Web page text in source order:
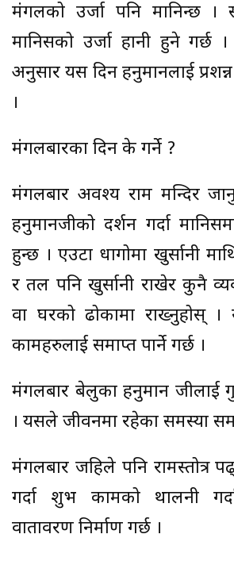
मंगलको उर्जा पनि मानिन्छ
मानिसको उर्जा हानी हुने गर्छ ।
अनुसार यस दिन हनुमानलाई प्रशन्न
।
मंगलबारका दिन के गर्ने ?
मंगलबार अवश्य राम मन्दिर
हनुमानजीको दर्शन गर्दा
हुन्छ । एउटा धागोमा खुर्सानी
र तल पनि खुर्सानी राखेर कुनै
वा घरको ढोकामा राख्नुहोस्
कामहरुलाई समाप्त पार्ने गर्छ ।
मंगलबार बेलुका हनुमान जीलाई
। यसले जीवनमा रहेका समस्या
मंगलबार जहिले पनि रामस्तोत्र
गर्दा शुभ कामको थालनी
वातावरण निर्माण गर्छ ।